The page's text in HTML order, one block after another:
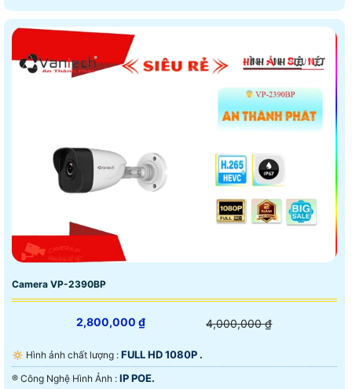
Camera VP-2390BP
2,800,000 ₫ 4,000,000 ₫
🔅 Hình ảnh chất lượng : FULL HD 1080P .
®️ Công Nghệ Hình Ảnh : IP POE.